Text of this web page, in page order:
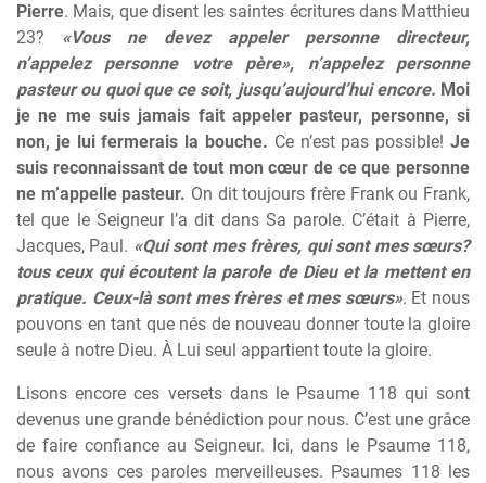
Pierre. Mais, que disent les saintes écritures dans Matthieu
23? «Vous ne devez appeler personne directeur,
n’appelez personne votre père», n’appelez personne
pasteur ou quoi que ce soit, jusqu’aujourd’hui encore. Moi
je ne me suis jamais fait appeler pasteur, personne, si
non, je lui fermerais la bouche. Ce n’est pas possible!Je
suis reconnaissant de tout mon cœur de ce que personne
ne m’appelle pasteur. On dit toujours frère Frank ou Frank,
tel que le Seigneur l’a dit dans Sa parole. C’était à Pierre,
Jacques, Paul. «Qui sont mes frères, qui sont mes sœurs?
tous ceux qui écoutent la parole de Dieu et la mettent en
pratique. Ceux-là sont mes frères et mes sœurs». Et nous
pouvons en tant que nés de nouveau donner toute la gloire
seule à notre Dieu. À Lui seul appartient toute la gloire.
Lisons encore ces versets dans le Psaume 118 qui sont
devenus une grande bénédiction pour nous. C’est une grâce
de faire confiance au Seigneur. Ici, dans le Psaume 118,
nous avons ces paroles merveilleuses. Psaumes 118 les